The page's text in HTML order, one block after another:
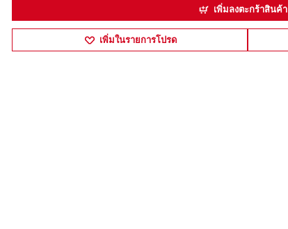
เพิ่มลงตะกร้าสินค้า
เพิ่มในรายการโปรด